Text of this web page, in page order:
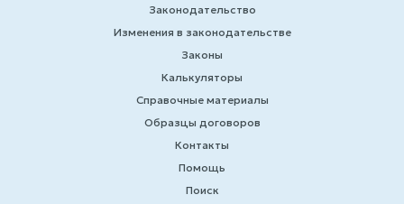
Законодательство
Изменения в законодательстве
Законы
Калькуляторы
Справочные материалы
Образцы договоров
Контакты
Помощь
Поиск